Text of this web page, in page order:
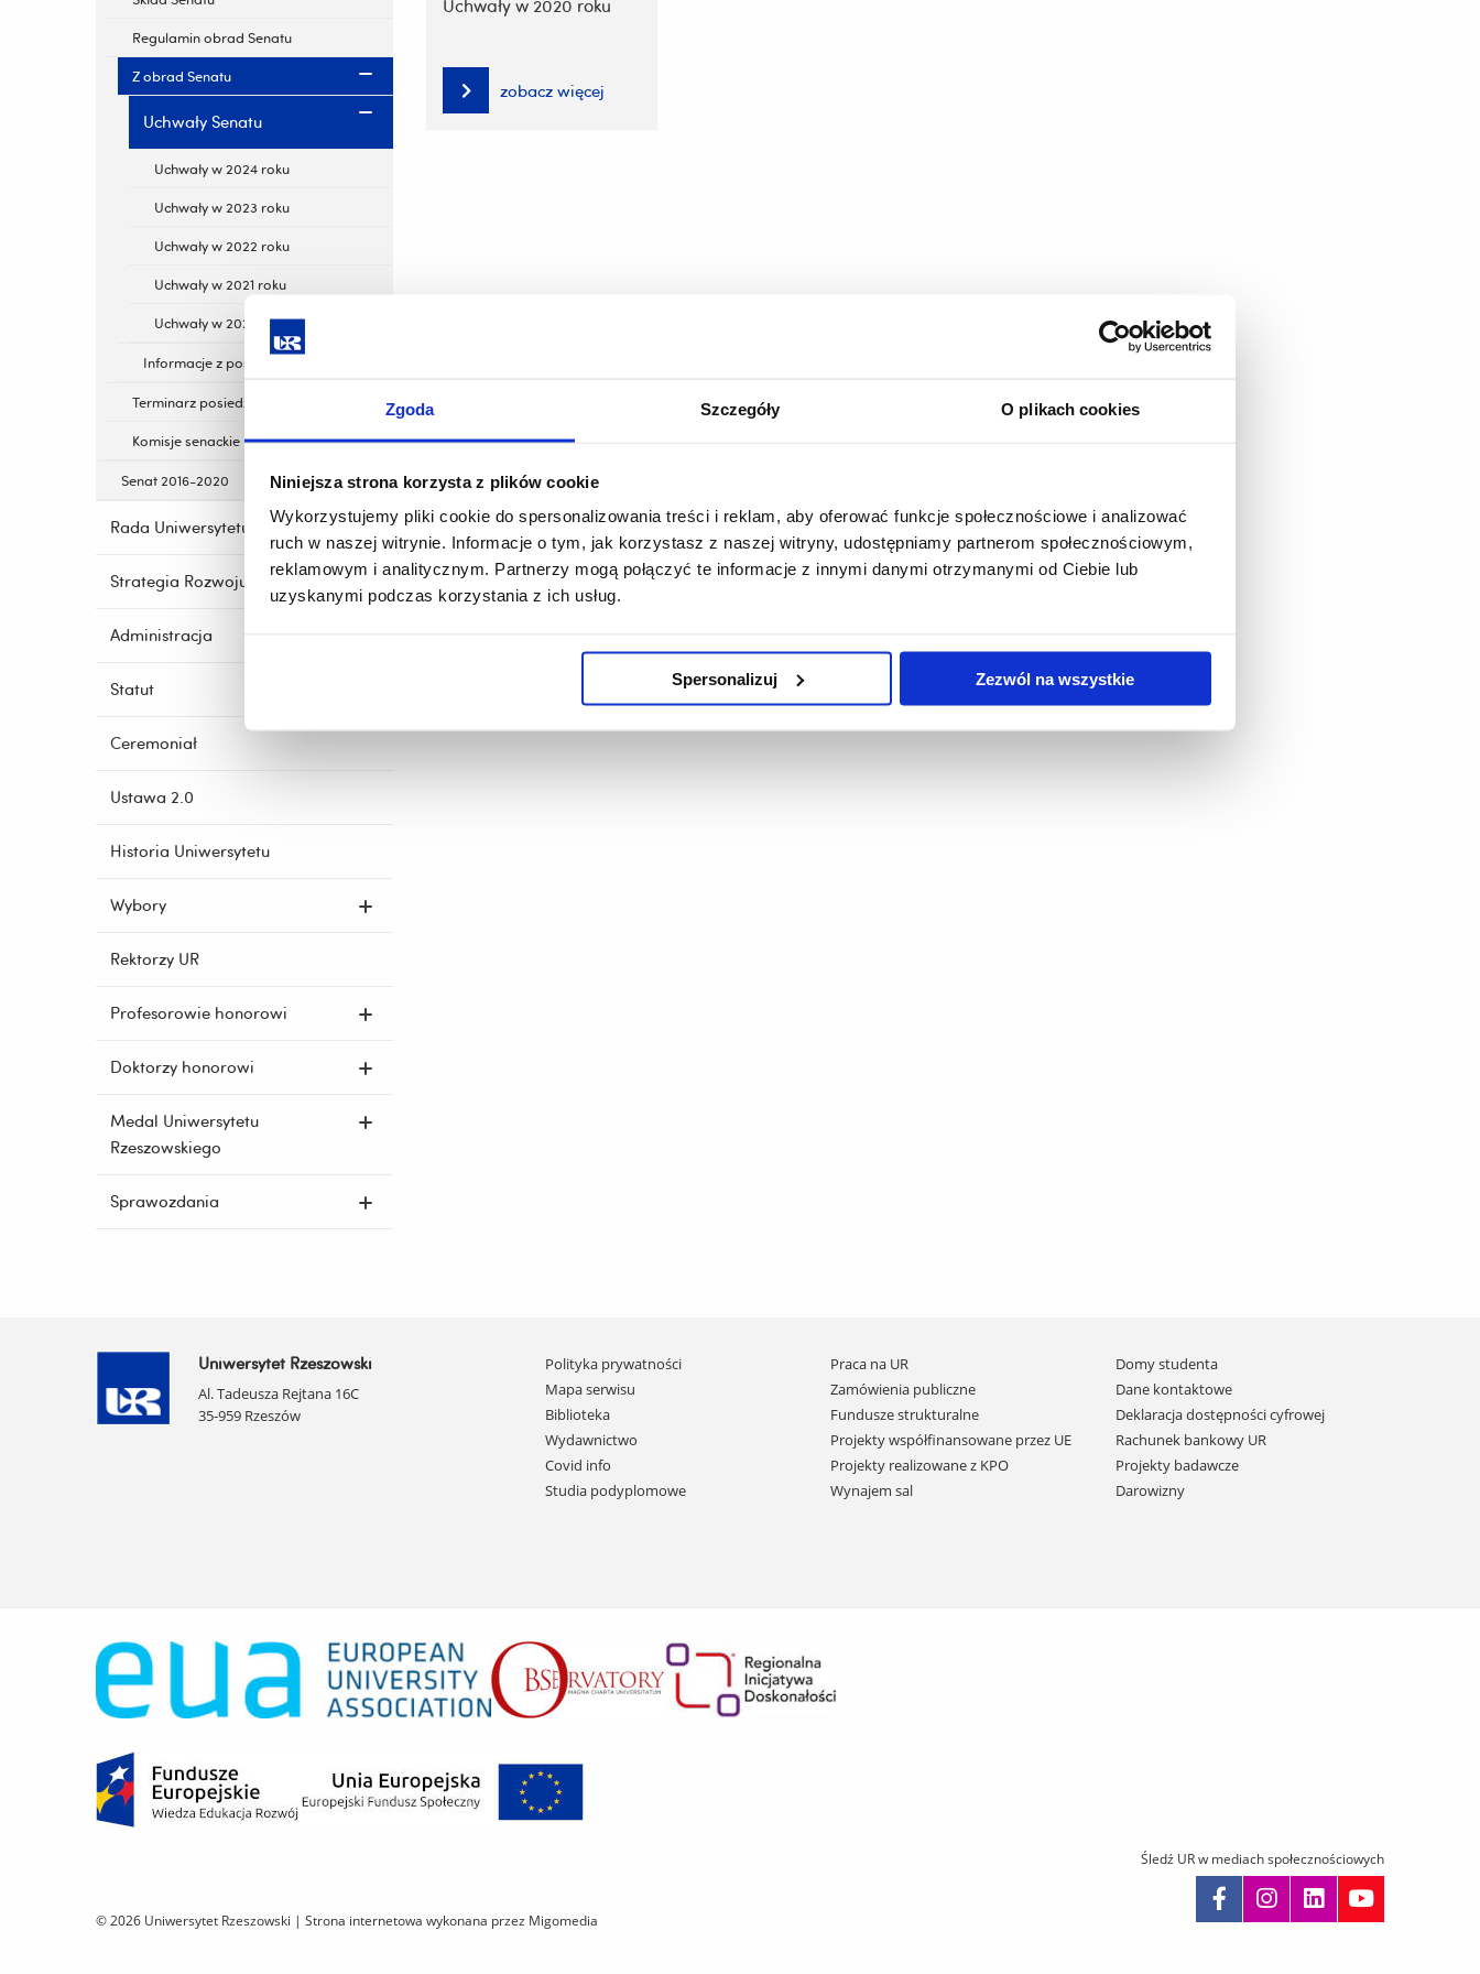
Zgoda Szczegóły O plikach cookies
Niniejsza strona korzysta z plików cookie
Wykorzystujemy pliki cookie do spersonalizowania treści i reklam, aby oferować funkcje społecznościowe i analizować
ruch w naszej witrynie. Informacje o tym, jak korzystasz z naszej witryny, udostępniamy partnerom społecznościowym,
reklamowym i analitycznym. Partnerzy mogą połączyć te informacje z innymi danymi otrzymanymi od Ciebie lub
uzyskanymi podczas korzystania z ich usług.
Spersonalizuj Zezwól na wszystkie
Regulamin obrad Senatu
Z obrad Senatu
Uchwały Senatu
Uchwały w 2024 roku
Uchwały w 2023 roku
Uchwały w 2022 roku
Uchwały w 2021 roku
Uchwały w 2020 roku
Informacje z posiedzeń Senatu
Terminarz posiedzeń Senatu
Komisje senackie
Senat 2016-2020
Rada Uniwersytetu
Strategia Rozwoju
Administracja
Statut
Ceremoniał
Ustawa 2.0
Historia Uniwersytetu
Wybory
Rektorzy UR
Profesorowie honorowi
Doktorzy honorowi
Medal Uniwersytetu
Rzeszowskiego
Sprawozdania
Uchwały w 2020 roku
zobacz więcej
Uniwersytet Rzeszowski
Al. Tadeusza Rejtana 16C
35-959 Rzeszów
Pomiń
nawigację
i
przejdź
do
treści
Polityka prywatności
Mapa serwisu
Biblioteka
Wydawnictwo
Covid info
Studia podyplomowe
Praca na UR
Zamówienia publiczne
Fundusze strukturalne
Projekty współfinansowane przez UE
Projekty realizowane z KPO
Wynajem sal
Domy studenta
Dane kontaktowe
Deklaracja dostępności cyfrowej
Rachunek bankowy UR
Projekty badawcze
Darowizny
© 2026 Uniwersytet Rzeszowski | Strona internetowa wykonana przez Migomedia
Śledź UR w mediach społecznościowych